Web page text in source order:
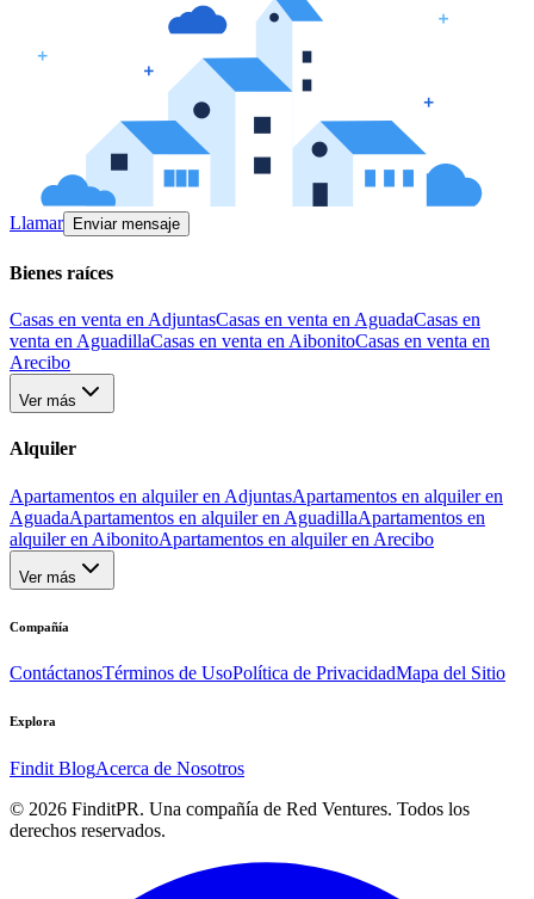
Llamar Enviar mensaje
Bienes raíces
Casas en venta en AdjuntasCasas en venta en AguadaCasas en
venta en AguadillaCasas en venta en AibonitoCasas en venta en
Arecibo
Ver más
Alquiler
Apartamentos en alquiler en AdjuntasApartamentos en alquiler en
AguadaApartamentos en alquiler en AguadillaApartamentos en
alquiler en AibonitoApartamentos en alquiler en Arecibo
Ver más
Compañía
ContáctanosTérminos de UsoPolítica de PrivacidadMapa del Sitio
Explora
Findit BlogAcerca de Nosotros
© 2026 FinditPR. Una compañía de Red Ventures. Todos los
derechos reservados.